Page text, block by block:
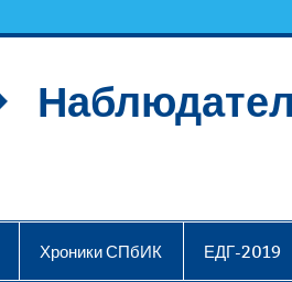
Хроники СПбИК ЕДГ-2019